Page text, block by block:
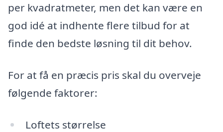
per kvadratmeter, men det kan være en
god idé at indhente flere tilbud for at
finde den bedste løsning til dit behov.
For at få en præcis pris skal du overveje
følgende faktorer:
Loftets størrelse